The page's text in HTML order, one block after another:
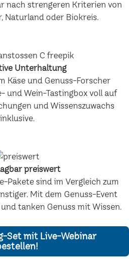
nach strengeren Kriterien von
Naturland oder Biokreis.
Unterhaltung
Käse und Genuss-Forscher
und Wein-Tastingbox voll auf
und Wissenszuwachs
inklusive.
preiswert
Pakete sind im Vergleich zum
Mit dem Genuss-Event
tanken Genuss mit Wissen.
Set mit Live-Webinar